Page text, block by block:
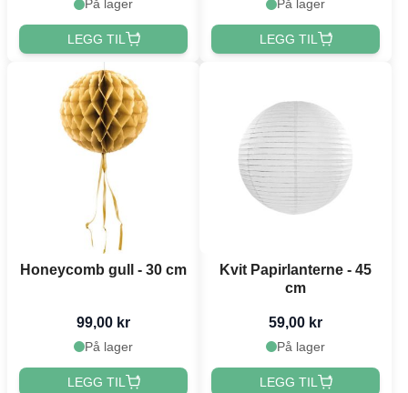
På lager
LEGG TIL
På lager
LEGG TIL
Honeycomb gull - 30 cm
99,00 kr
På lager
LEGG TIL
Kvit Papirlanterne - 45
cm
59,00 kr
På lager
LEGG TIL